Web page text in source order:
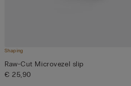
Shaping
Raw-Cut Microvezel slip
€ 25,90